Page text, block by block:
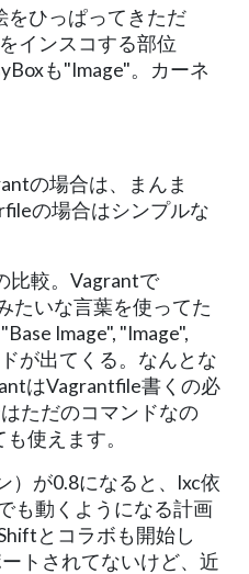
をひっぱってきただ
インスコする部位
も"Image"。カーネ
の場合は、まんま
の場合はシンプルな
比較。Vagrantで
たいな言葉を使ってた
Image", "Image",
が出てくる。なんとな
はVagrantfile書くの必
ただのコマンドなの
使えます。
）が0.8になると、lxc依
も動くようになる計画
とコラボも開始し
トされてないけど、近